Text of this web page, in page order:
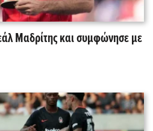
Μαδρίτης και συμφώνησε με